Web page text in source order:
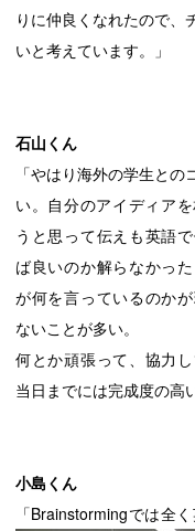
りに仲良くなれたので、
いと考えています。」
石山くん
「やはり海外の学生と
い。自分のアイディア
うと思って伝えも英語
ば良いのか解らなかっ
が何を言っているのか
ないことが多い。
何とか頑張って、協力
当日までには完成度の高
小島くん
「Brainstormingでは全